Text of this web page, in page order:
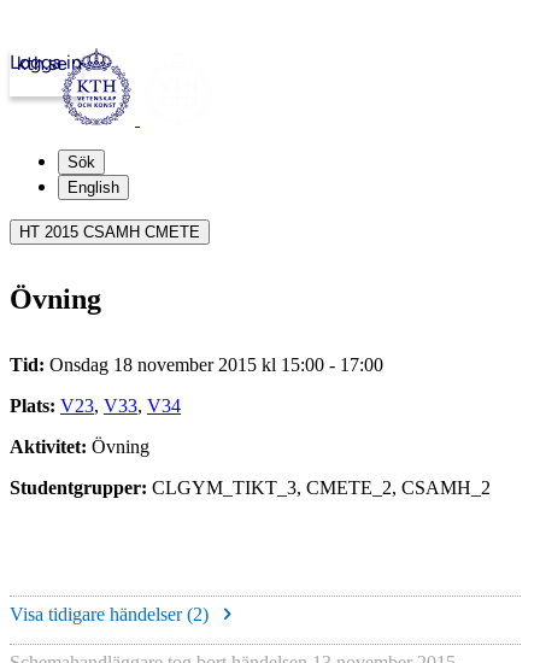
kth.se
Logga in
Sök
English
HT 2015 CSAMH CMETE
Övning
Tid: Onsdag 18 november 2015 kl 15:00 - 17:00
Plats: V23, V33, V34
Aktivitet: Övning
Studentgrupper: CLGYM_TIKT_3, CMETE_2, CSAMH_2
Visa tidigare händelser (2)